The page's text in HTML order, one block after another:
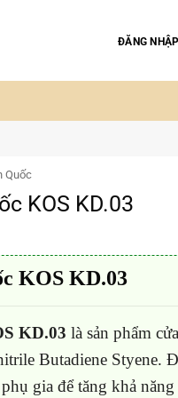
ĐĂNG NHẬP
Quốc
KOS KD.03
KOS KD.03
KD.03 là sản phẩm
Butadiene Styene.
gia để tăng khả